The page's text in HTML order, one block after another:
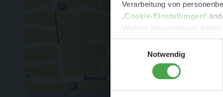
Verarbeitung von
„Cookie-Einstellungen“
Weitere Informationen
Notwendig
-
-